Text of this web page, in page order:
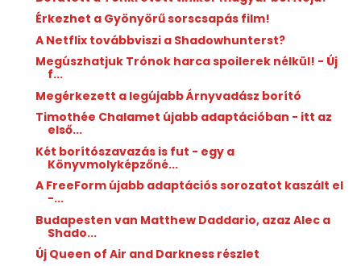
Érkezhet a Gyönyörű sorscsapás film!
A Netflix továbbviszi a Shadowhunterst?
Megúszhatjuk Trónok harca spoilerek nélkül! - Új
f...
Megérkezett a legújabb Árnyvadász borító
Timothée Chalamet újabb adaptációban - itt az
első...
Két borítószavazás is fut - egy a
Könyvmolyképzőné...
A FreeForm újabb adaptációs sorozatot kaszált el
-...
Budapesten van Matthew Daddario, azaz Alec a
Shado...
Új Queen of Air and Darkness részlet